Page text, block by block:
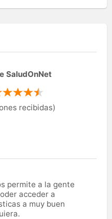
SaludOnNet
recibidas)
permite a la gente
acceder a
a muy buen